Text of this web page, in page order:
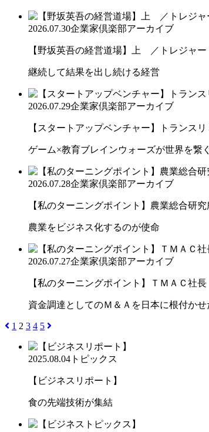
2026.07.30企業家倶楽部アーカイブ
【野坂英吾の経営道場】上 ／トレジャ
継続して結果を出し続ける経営
2026.07.29企業家倶楽部アーカイブ
【スタートアップベンチャー】トランス
ゲーム×教育ブレインウォーズが世界を繋
2026.07.28企業家倶楽部アーカイブ
【私のターニングポイント】農業総合研
農業をビジネス化するのが使命
2026.07.27企業家倶楽部アーカイブ
【私のターニングポイント】ＴＭＡＣ社
資金調達としてのＭ＆Ａを日本に根付かせ
1 2 3 4 5
2025.08.04 トピックス
【ビジネスリポート】
食の先端技術が集結